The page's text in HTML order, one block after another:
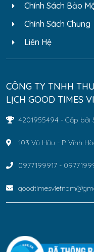
Chính Sách Bảo
Chính Sách Chung
Liên Hệ
CÔNG TY TNHH
LỊCH GOOD TIMES
4201955494 - Cấp bởi
103 Vũ Hữu - P. Vĩnh
0977199917 -